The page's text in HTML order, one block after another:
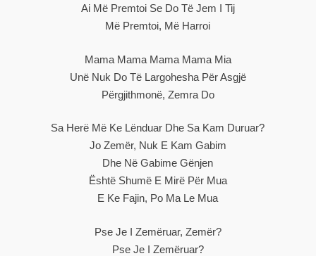
Ai Më Premtoi Se Do Të Jem I Tij
Më Premtoi, Më Harroi
Mama Mama Mama Mama Mia
Unë Nuk Do Të Largohesha Për Asgjë
Përgjithmonë, Zemra Do
Sa Herë Më Ke Lënduar Dhe Sa Kam Duruar?
Jo Zemër, Nuk E Kam Gabim
Dhe Në Gabime Gënjen
Është Shumë E Mirë Për Mua
E Ke Fajin, Po Ma Le Mua
Pse Je I Zemëruar, Zemër?
Pse Je I Zemëruar?